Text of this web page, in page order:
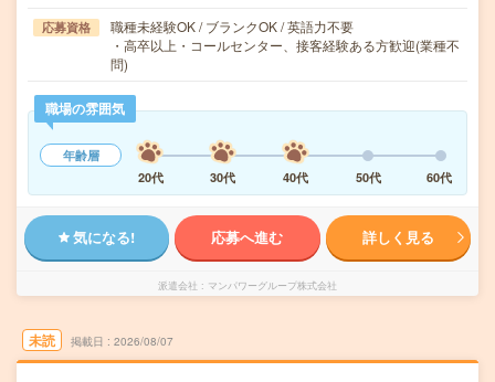
応募資格
職種未経験OK / ブランクOK / 英語力不要
・高卒以上・コールセンター、接客経験ある方歓迎(業種不
問)
職場の雰囲気
年齢層
20代
30代 40代 50代 60代
気になる! 応募へ進む 詳しく見る
派遣会社 マンパワーグループ株式会社
未読 掲載日 2026/08/07